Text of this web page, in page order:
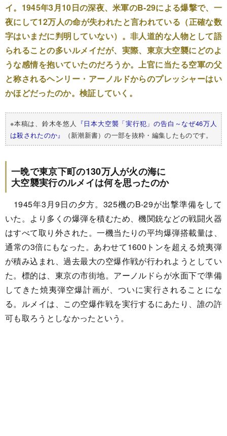
イ。1945年3月10日の深夜、米軍のB-29による爆撃で、一
夜にして12万人の命が失われたと言われている（正確な数
字はいまだに判明していない）。非人道的な人物として語
られることの多いルメイだが、実際、東京大空襲にどのよ
うな感情を抱いていたのだろうか。上官に当たる空軍の父
と称されるヘンリー・アーノルドからのプレッシャーはい
かほどだったのか。検証していく。
※本稿は、鈴木冬悠人 『日本大空襲「実行犯」の告白～なぜ46万人
は殺されたのか』
（新潮新書）の一部を抜粋・編集したものです。
一晩で東京下町の130万人が火の海に
大空襲実行のルメイは何を思ったのか
1945年3月9日の夕方。325機のB-29が出撃準備をして
いた。より多くの爆弾を積むため、機関銃などの戦闘火器
はすべて取り外された。一機当たりの平均爆弾搭載量は、
通常の3倍にもなった。あわせて1600トンを超える焼夷弾
が積み込まれ、過去最大の空爆作戦が行われようとしてい
た。標的は、東京の市街地。アーノルドらが水面下で準備
してきた焼夷弾空爆計画が、ついに実行されることにな
る。ルメイは、この空爆作戦を実行するにあたり、誰の許
可も取ろうとしなかったという。